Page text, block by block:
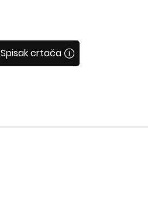
Spisak crtača